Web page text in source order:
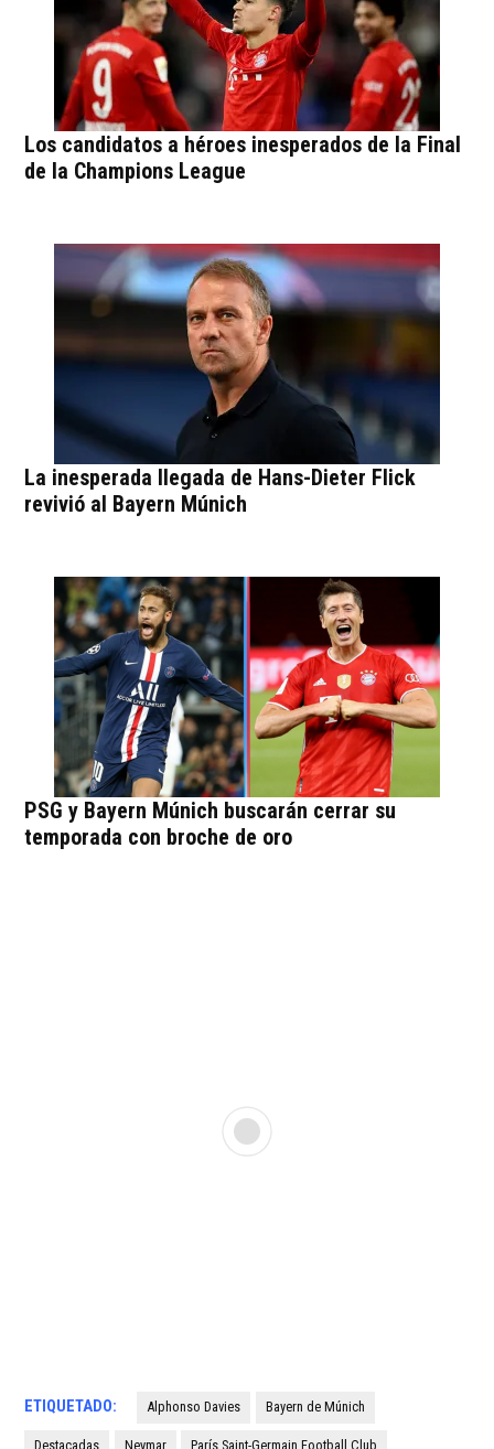
Los candidatos a héroes inesperados de la Final
de la Champions League
La inesperada llegada de Hans-Dieter Flick
revivió al Bayern Múnich
PSG y Bayern Múnich buscarán cerrar su
temporada con broche de oro
ETIQUETADO: Alphonso Davies Bayern de Múnich
Destacadas Neymar París Saint-Germain Football Club